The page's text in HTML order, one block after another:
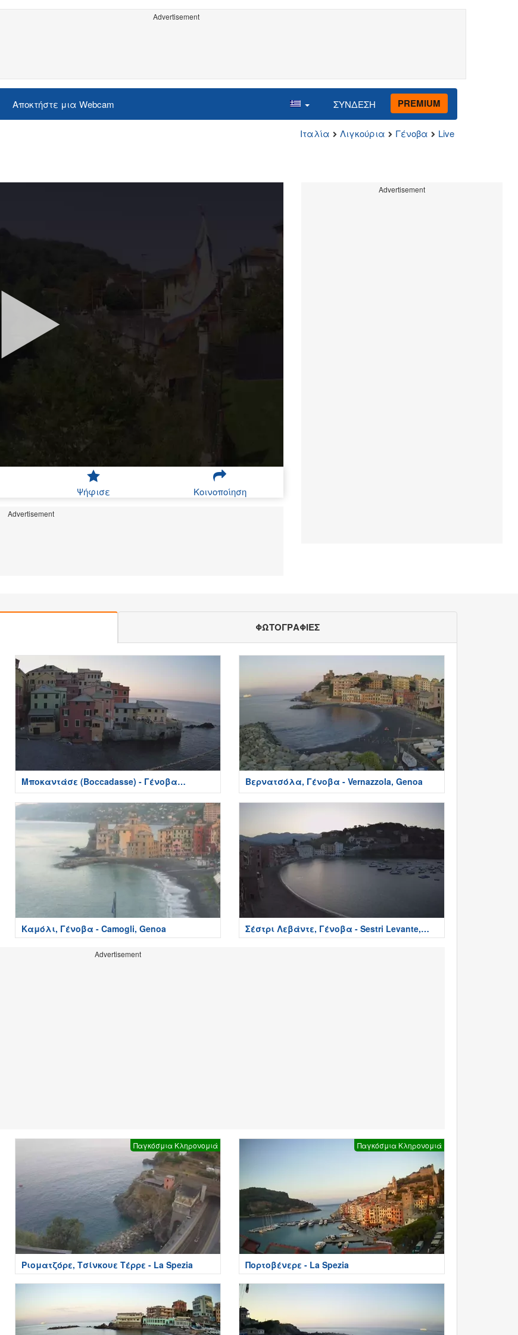
Advertisement
Αποκτήστε μια Webcam ΣΥΝΔΕΣΗ PREMIUM
Ιταλία Λιγκούρια Γένοβα Live
Ψήφισε Κοινοποίηση
Advertisement
Advertisement
ΦΩΤΟΓΡΑΦΙΕΣ
Μποκαντάσε (Boccadasse) - Γένοβα
(Genova)
Βερνατσόλα, Γένοβα - Vernazzola, Genoa
Καμόλι, Γένοβα - Camogli, Genoa
Σέστρι Λεβάντε, Γένοβα - Sestri Levante,
Genoa
Advertisement
Παγκόσμια Κληρονομιά
Ριοματζόρε, Τσίνκουε Τέρρε - La Spezia
Παγκόσμια Κληρονομιά
Πορτοβένερε - La Spezia